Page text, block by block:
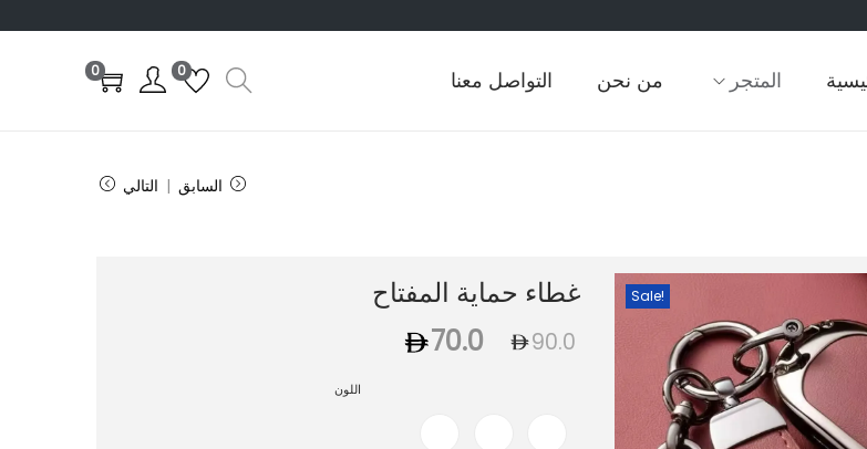
المتجر من نحن التواصل معنا 0
0
السابق التالي
Sale! غطاء حماية المفتاح
90.0
70.0
اللون